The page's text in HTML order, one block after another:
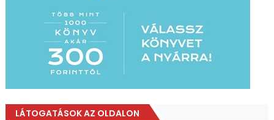
LÁTOGATÁSOK AZ OLDALON